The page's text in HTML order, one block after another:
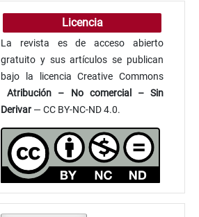
Licencia
La revista es de acceso abierto
gratuito y sus artículos se publican
bajo la licencia Creative Commons
Atribución – No comercial – Sin
Derivar — CC BY-NC-ND 4.0.